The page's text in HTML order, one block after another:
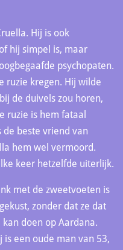
Hij is ook
hij simpel is, maar
psychopaten.
ruzie kregen. Hij wilde
de duivels zou horen,
ruzie is hem fataal
de beste vriend van
hem wel vermoord.
keer hetzelfde uiterlijk.
met de zweetvoeten is
zonder dat ze dat
doen op Aardana.
een oude man van 53,